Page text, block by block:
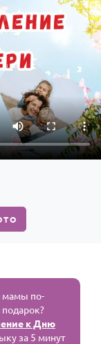
мамы по-
к Дню
за 5 минут